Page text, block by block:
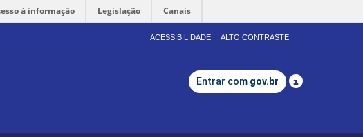
à informação Legislação Canais
ACESSIBILIDADE ALTO CONTRASTE
Entrar com gov.br